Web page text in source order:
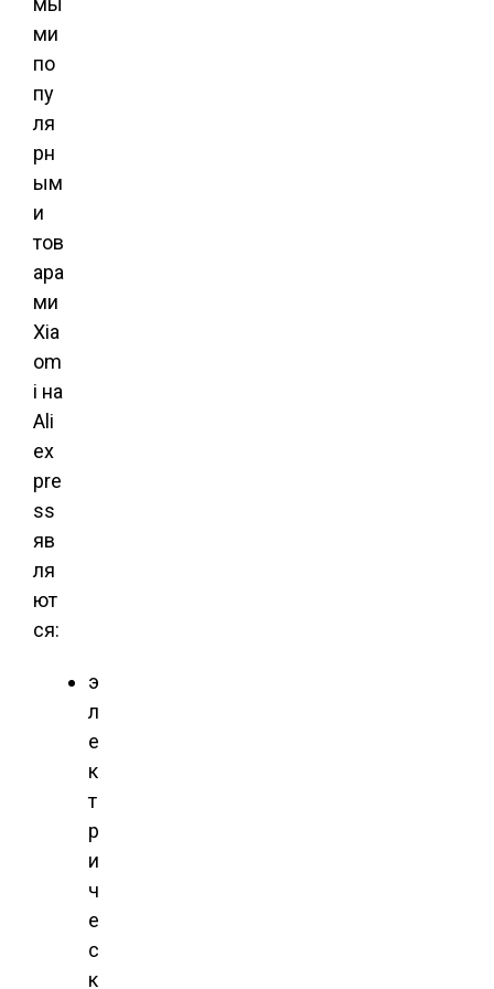
ми
по
пу
ля
рн
ым
и
тов
ара
ми
Xia
om
i на
Ali
ex
pre
ss
яв
ля
ют
ся:
э
л
е
к
т
р
и
ч
е
с
к